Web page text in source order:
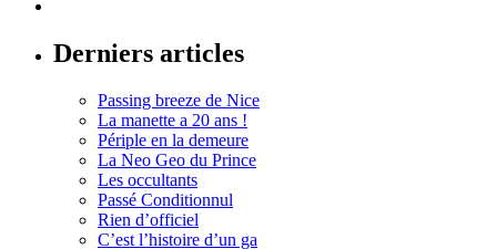
Derniers articles
Passing breeze de Nice
La manette a 20 ans !
Périple en la demeure
La Neo Geo du Prince
Les occultants
Passé Conditionnul
Rien d’officiel
C’est l’histoire d’un ga